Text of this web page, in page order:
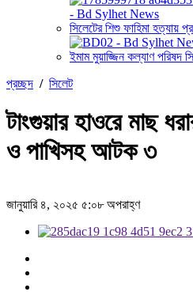
সিলেটের শিশু ফাহিমা হত্যায়
ইমাম মুয়াজ্জিন কল্যাণ পরিষদ
প্রচ্ছদ / সিলেট
টাংগুয়ার হাওরে মাছ
ও পাখিসহ আটক ৩
জানুয়ারি ৪, ২০২৫ ৫:০৮ অপরাহ্ণ